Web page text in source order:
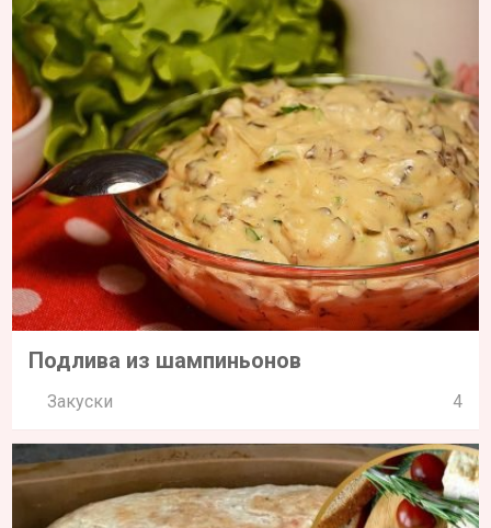
Подлива из шампиньонов
Закуски 4